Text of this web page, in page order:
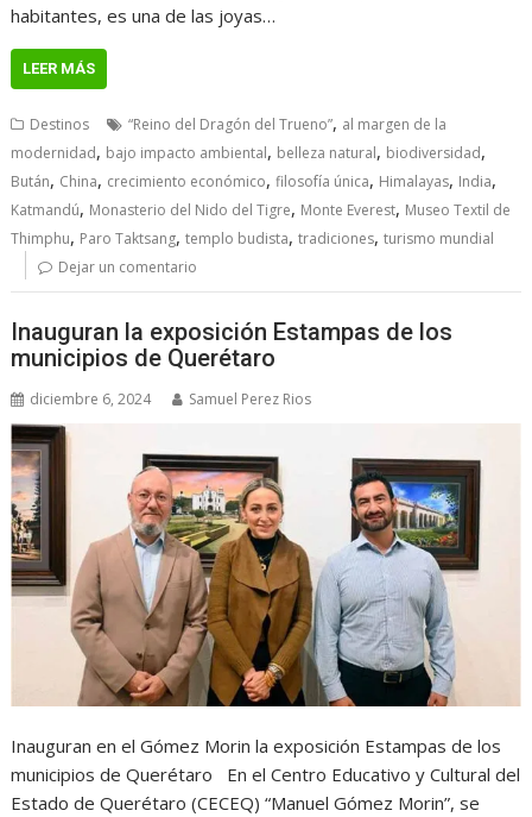
habitantes, es una de las joyas…
LEER MÁS
Destinos “Reino del Dragón del Trueno”, al margen de la
modernidad, bajo impacto ambiental, belleza natural, biodiversidad,
Bután, China, crecimiento económico,filosofía única, Himalayas, India,
Katmandú, Monasterio del Nido del Tigre, Monte Everest, Museo Textil de
Thimphu, Paro Taktsang,templo budista,tradiciones,turismo mundial
Dejar un comentario
Inauguran la exposición Estampas de los
municipios de Querétaro
diciembre 6, 2024 Samuel Perez Rios
Inauguran en el Gómez Morin la exposición Estampas de los
municipios de Querétaro En el Centro Educativo y Cultural del
Estado de Querétaro (CECEQ) “Manuel Gómez Morin”, se